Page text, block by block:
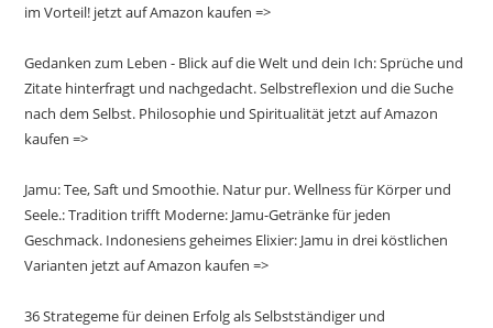
im Vorteil! jetzt auf Amazon kaufen =>
Gedanken zum Leben - Blick auf die Welt und dein Ich: Sprüche und
Zitate hinterfragt und nachgedacht. Selbstreflexion und die Suche
nach dem Selbst. Philosophie und Spiritualität jetzt auf Amazon
kaufen =>
Jamu: Tee, Saft und Smoothie. Natur pur. Wellness für Körper und
Seele.: Tradition trifft Moderne: Jamu-Getränke für jeden
Geschmack. Indonesiens geheimes Elixier: Jamu in drei köstlichen
Varianten jetzt auf Amazon kaufen =>
36 Strategeme für deinen Erfolg als Selbstständiger und